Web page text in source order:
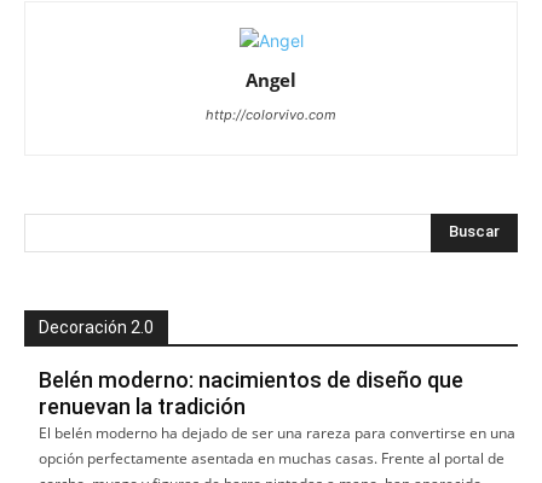
Angel
http://colorvivo.com
Decoración 2.0
Belén moderno: nacimientos de diseño que
renuevan la tradición
El belén moderno ha dejado de ser una rareza para convertirse en una
opción perfectamente asentada en muchas casas. Frente al portal de